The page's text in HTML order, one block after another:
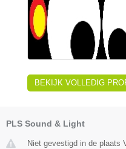
BEKIJK VOLLEDIG
PLS Sound & Light
Niet gevestigd in de plaats